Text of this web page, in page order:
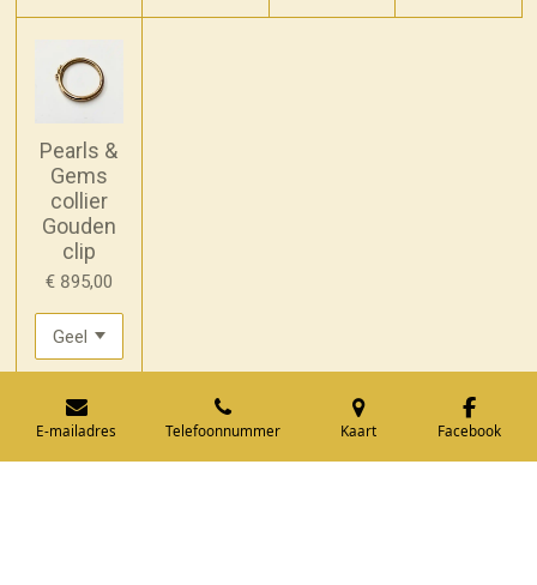
Pearls &
Gems
collier
Gouden
clip
€ 895,00
In winkelwagen
E-mailadres Telefoonnummer Kaart Facebook